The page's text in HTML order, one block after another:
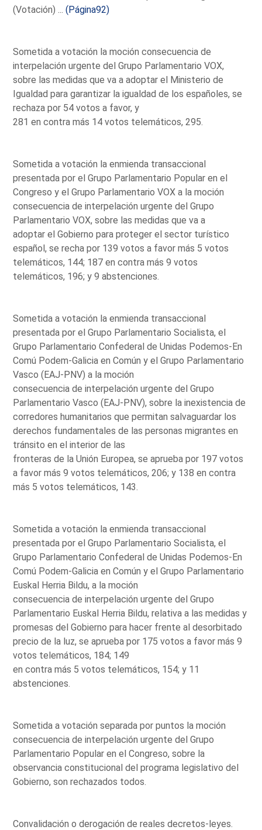
(Votación) ...(Página92)
Sometida a votación la moción consecuencia de
interpelación urgente del Grupo Parlamentario VOX,
sobre las medidas que va a adoptar el Ministerio de
Igualdad para garantizar la igualdad de los españoles, se
rechaza por 54 votos a favor, y
281 en contra más 14 votos telemáticos, 295.
Sometida a votación la enmienda transaccional
presentada por el Grupo Parlamentario Popular en el
Congreso y el Grupo Parlamentario VOX a la moción
consecuencia de interpelación urgente del Grupo
Parlamentario VOX, sobre las medidas que va a
adoptar el Gobierno para proteger el sector turístico
español, se recha por 139 votos a favor más 5 votos
telemáticos, 144; 187 en contra más 9 votos
telemáticos, 196; y 9 abstenciones.
Sometida a votación la enmienda transaccional
presentada por el Grupo Parlamentario Socialista, el
Grupo Parlamentario Confederal de Unidas Podemos-En
Comú Podem-Galicia en Común y el Grupo Parlamentario
Vasco (EAJ-PNV) a la moción
consecuencia de interpelación urgente del Grupo
Parlamentario Vasco (EAJ-PNV), sobre la inexistencia de
corredores humanitarios que permitan salvaguardar los
derechos fundamentales de las personas migrantes en
tránsito en el interior de las
fronteras de la Unión Europea, se aprueba por 197 votos
a favor más 9 votos telemáticos, 206; y 138 en contra
más 5 votos telemáticos, 143.
Sometida a votación la enmienda transaccional
presentada por el Grupo Parlamentario Socialista, el
Grupo Parlamentario Confederal de Unidas Podemos-En
Comú Podem-Galicia en Común y el Grupo Parlamentario
Euskal Herria Bildu, a la moción
consecuencia de interpelación urgente del Grupo
Parlamentario Euskal Herria Bildu, relativa a las medidas y
promesas del Gobierno para hacer frente al desorbitado
precio de la luz, se aprueba por 175 votos a favor más 9
votos telemáticos, 184; 149
en contra más 5 votos telemáticos, 154; y 11
abstenciones.
Sometida a votación separada por puntos la moción
consecuencia de interpelación urgente del Grupo
Parlamentario Popular en el Congreso, sobre la
observancia constitucional del programa legislativo del
Gobierno, son rechazados todos.
Convalidación o derogación de reales decretos-leyes.